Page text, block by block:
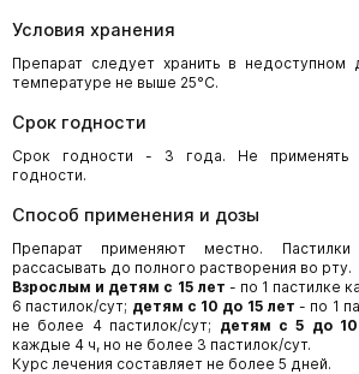
Условия хранения
Препарат следует хранить в
температуре не выше 25°С.
Срок годности
Срок годности - 3 года. Не применять
годности.
Способ применения и дозы
Препарат применяют местно.
рассасывать до полного растворения во рту.
Взрослым и детям с 15 лет - по 1 пастилке
6 пастилок/сут; детям с 10 до 15 лет - по 1
не более 4 пастилок/сут; детям с 5 до
каждые 4 ч, но не более 3 пастилок/сут.
Курс лечения составляет не более 5 дней.